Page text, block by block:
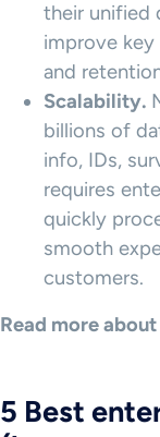
their unified
improve key
and
Scalability.
billions of
info, IDs,
requires
quickly
smooth
customers.
Read more about
5 Best